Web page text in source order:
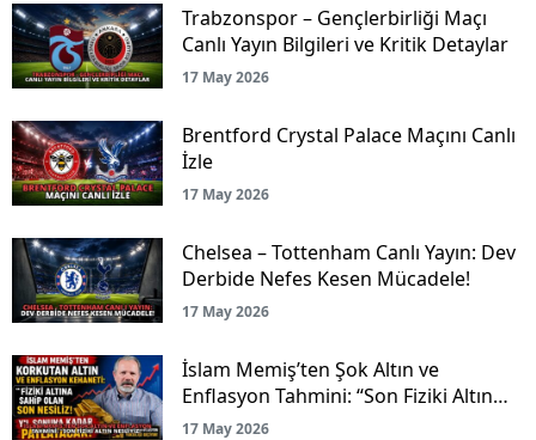
Trabzonspor – Gençlerbirliği Maçı
Canlı Yayın Bilgileri ve Kritik Detaylar
17 May 2026
Brentford Crystal Palace Maçını Canlı
İzle
17 May 2026
Chelsea – Tottenham Canlı Yayın: Dev
Derbide Nefes Kesen Mücadele!
17 May 2026
İslam Memiş’ten Şok Altın ve
Enflasyon Tahmini: “Son Fiziki Altın
Nesliyiz!”
17 May 2026